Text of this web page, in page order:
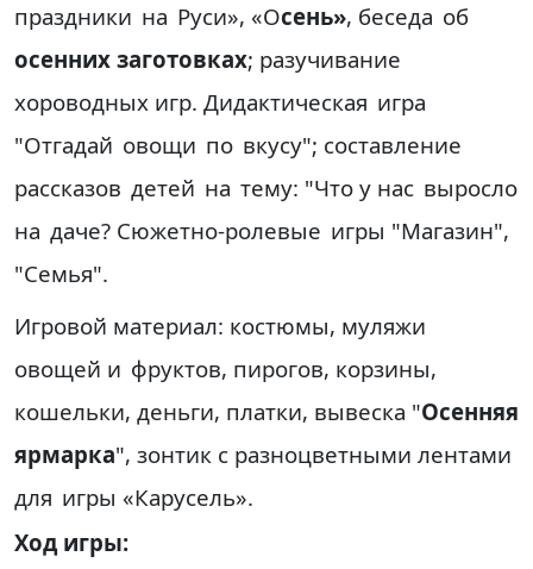
праздники на Руси», «Осень», беседа об
осенних заготовках; разучивание
хороводных игр. Дидактическая игра
"Отгадай овощи по вкусу"; составление
рассказов детей на тему: "Что у нас выросло
на даче? Сюжетно-ролевые игры "Магазин",
"Семья".
Игровой материал: костюмы, муляжи
овощей и фруктов, пирогов, корзины,
кошельки, деньги, платки, вывеска "Осенняя
ярмарка", зонтик с разноцветными лентами
для игры «Карусель».
Ход игры: